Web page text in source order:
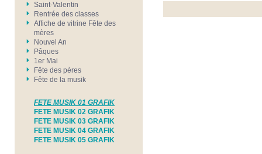
Saint-Valentin
Rentrée des classes
Affiche de vitrine Fête des
mères
Nouvel An
Pâques
1er Mai
Fête des pères
Fête de la musik
FETE MUSIK 01 GRAFIK
FETE MUSIK 02 GRAFIK
FETE MUSIK 03 GRAFIK
FETE MUSIK 04 GRAFIK
FETE MUSIK 05 GRAFIK